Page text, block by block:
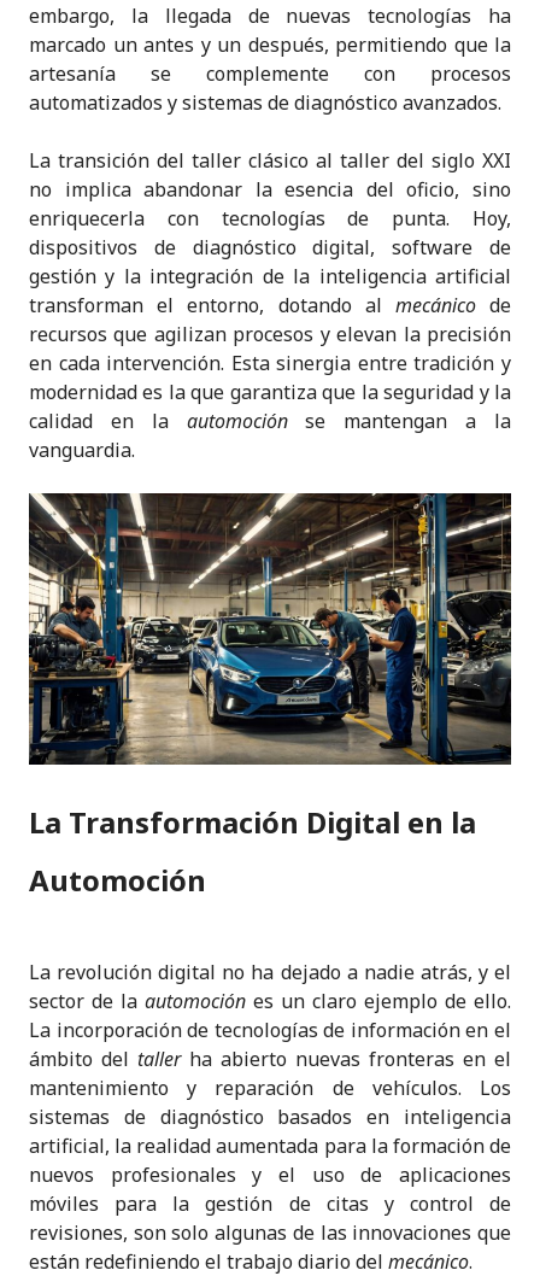
embargo, la llegada de nuevas tecnologías ha
marcado un antes y un después, permitiendo que la
artesanía se complemente con procesos
automatizados y sistemas de diagnóstico avanzados.
La transición del taller clásico al taller del siglo XXI
no implica abandonar la esencia del oficio, sino
enriquecerla con tecnologías de punta. Hoy,
dispositivos de diagnóstico digital, software de
gestión y la integración de la inteligencia artificial
transforman el entorno, dotando al mecánicode
recursos que agilizan procesos y elevan la precisión
en cada intervención. Esta sinergia entre tradición y
modernidad es la que garantiza que la seguridad y la
calidad en la automociónse mantengan a la
vanguardia.
La Transformación Digital en la
Automoción
La revolución digital no ha dejado a nadie atrás, y el
sector de la automoción es un claro ejemplo de ello.
La incorporación de tecnologías de información en el
ámbito del tallerha abierto nuevas fronteras en el
mantenimiento y reparación de vehículos. Los
sistemas de diagnóstico basados en inteligencia
artificial, la realidad aumentada para la formación de
nuevos profesionales y el uso de aplicaciones
móviles para la gestión de citas y control de
revisiones, son solo algunas de las innovaciones que
están redefiniendo el trabajo diario del mecánico.